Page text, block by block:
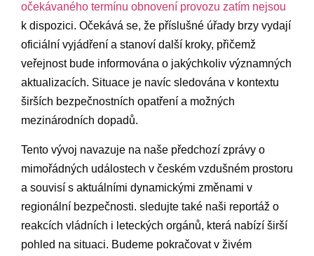
očekávaného termínu obnovení provozu zatím nejsou
k dispozici.⁣ Očekává se, že‍ příslušné úřady‌ brzy vydají
oficiální vyjádření a ​stanoví další kroky, přičemž
veřejnost‍ bude informována ​o jakýchkoliv významných
⁢aktualizacích. Situace je navíc ⁣sledována​ v‌ kontextu
širších bezpečnostních opatření ‍a možných
mezinárodních dopadů.
Tento vývoj navazuje na naše předchozí zprávy o
mimořádných událostech‌ v​ českém vzdušném prostoru
a souvisí⁢ s aktuálními dynamickými změnami ‍v
regionální bezpečnosti. ‌sledujte ⁣také naši reportáž o
reakcích vládních i leteckých orgánů,⁢ která nabízí širší
pohled na situaci.⁢ Budeme ‌pokračovat⁢ v živém